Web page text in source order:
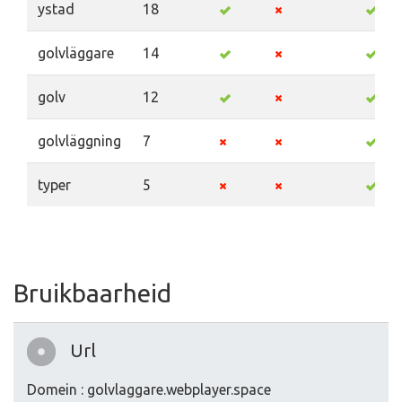
ystad 18
golvläggare 14
golv 12
golvläggning 7
typer 5
Bruikbaarheid
Url
Domein : golvlaggare.webplayer.space